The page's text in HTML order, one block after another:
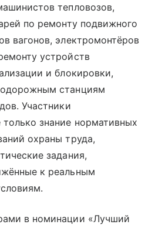
тепловозов,
по ремонту подвижного
вагонов, электромонтёров
устройств
и блокировки,
станциям
Участники
знание нормативных
охраны труда,
задания,
к реальным
в номинации «Лучший